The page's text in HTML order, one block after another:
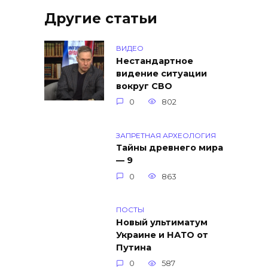
Другие статьи
ВИДЕО
Нестандартное
видение ситуации
вокруг СВО
0 802
ЗАПРЕТНАЯ АРХЕОЛОГИЯ
Тайны древнего мира
— 9
0 863
ПОСТЫ
Новый ультиматум
Украине и НАТО от
Путина
0 587